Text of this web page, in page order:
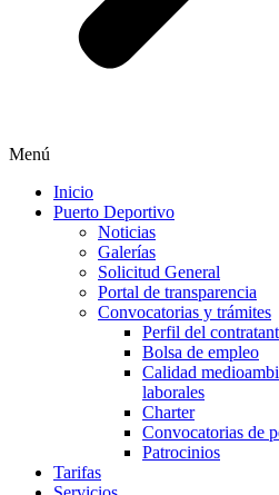
Menú
Inicio
Puerto Deportivo
Noticias
Galerías
Solicitud General
Portal de transparencia
Convocatorias y trámites
Perfil del
Bolsa de empleo
Calidad
laborales
Charter
Convocatorias de
Patrocinios
Tarifas